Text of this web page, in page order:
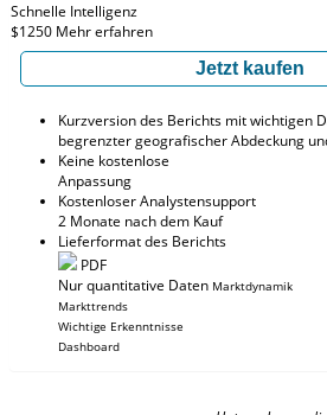
Schnelle Intelligenz
$1250 Mehr erfahren
Jetzt kaufen
Kurzversion des Berichts mit wichtigen
begrenzter geografischer Abdeckung
Keine kostenlose
Anpassung
Kostenloser Analystensupport
2 Monate nach dem Kauf
Lieferformat des Berichts
PDF
Nur quantitative Daten Marktdynamik
Markttrends
Wichtige Erkenntnisse
Dashboard